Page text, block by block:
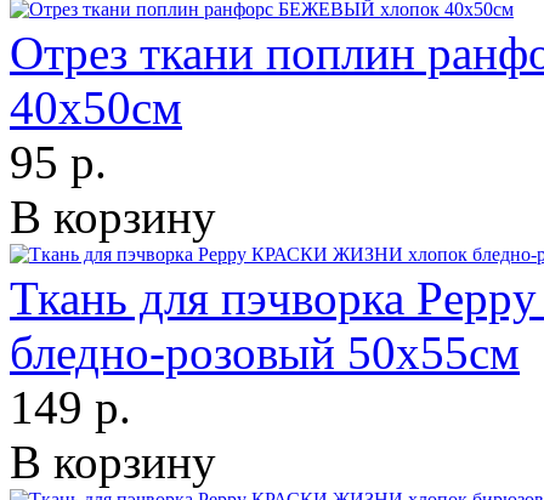
Отрез ткани поплин
40х50см
95 р.
В корзину
Ткань для пэчворка
бледно-розовый 50х55см
149 р.
В корзину